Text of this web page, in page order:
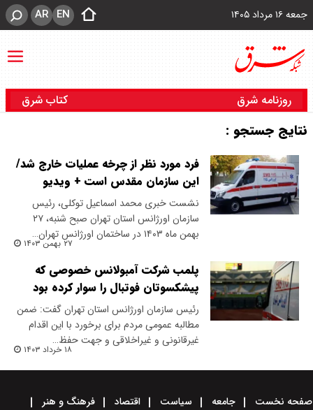
جمعه ۱۶ مرداد ۱۴۰۵ EN
AR
روزنامه شرق کتاب شرق
نتایج جستجو :
فرد مورد نظر از چرخه عملیات خارج شد/
این سازمان مقدس است + ویدیو
نشست خبری محمد اسماعیل توکلی، رئیس
سازمان اورژانس استان تهران صبح شنبه، ۲۷
بهمن ماه ۱۴۰۳ در ساختمان اورژانس تهران…
۲۷ بهمن ۱۴۰۳
پلمب شرکت آمبولانس خصوصی که
پیشکسوتان فوتبال را سوار کرده بود
رئیس سازمان اورژانس استان تهران گفت: ضمن
مطالبه عمومی مردم برای برخورد با این اقدام
غیرقانونی و غیراخلاقی و جهت حفظ…
۱۸ خرداد ۱۴۰۳
صفحه نخست جامعه سیاست اقتصاد
فرهنگ و هنر